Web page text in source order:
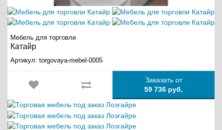
Мебель для торговли
Катайр
Артикул: torgovaya-mebel-0005
Заказать от
59 736 руб.